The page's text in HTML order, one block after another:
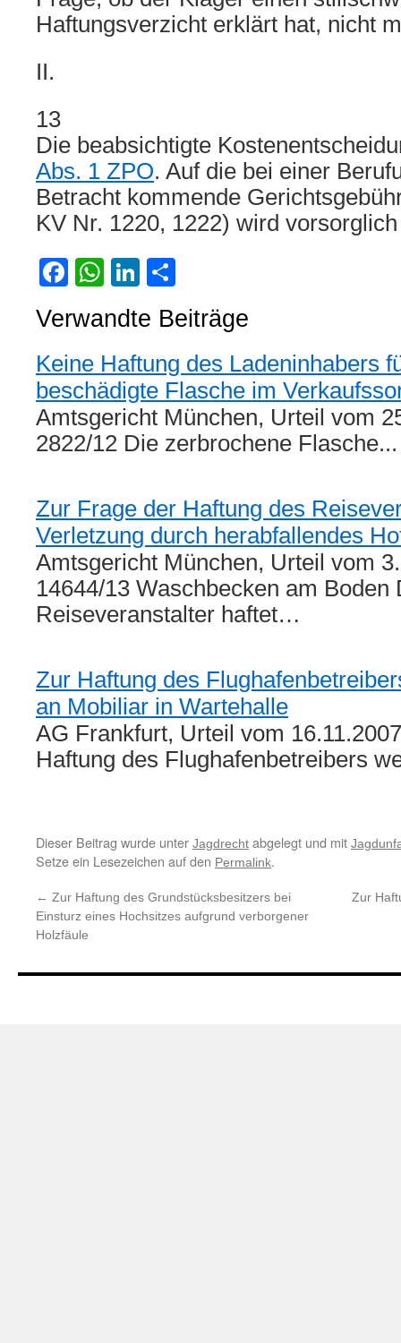
Haftungsverzicht erklärt hat, nicht
II.
13
Die beabsichtigte
Abs. 1 ZPO. Auf die bei einer
Betracht kommende
KV Nr. 1220, 1222) wird
Facebook
WhatsApp
LinkedIn
Verwandte Beiträge
Keine Haftung des Ladeninhabers
beschädigte Flasche im
Amtsgericht München, Urteil vom
2822/12 Die zerbrochene
Zur Frage der Haftung des
Verletzung durch herabfallendes
Amtsgericht München, Urteil vom
14644/13 Waschbecken am Boden
Reiseveranstalter haftet…
Zur Haftung des
an Mobiliar in Wartehalle
AG Frankfurt, Urteil vom
Haftung des Flughafenbetreibers
Dieser Beitrag wurde unter Jagdrecht abgelegt und mit
Setze ein Lesezeichen auf den Permalink.
← Zur Haftung des Grundstücksbesitzers bei
Einsturz eines Hochsitzes aufgrund verborgener
Holzfäule
Zur